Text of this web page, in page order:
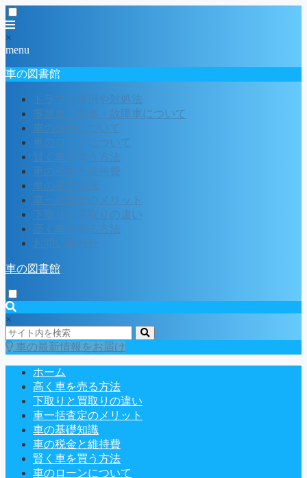
×
menu
車の図書館
トラブル事例や対処法
事故車・廃車・故障車について
車の保険について
車のローンについて
賢く車を買う方法
車の税金と維持費
車の基礎知識
車一括査定のメリット
下取りと買取りの違い
高く車を売る方法
お問い合わせ
車の図書館
×
車の最新情報をお届け
ホーム
高く車を売る方法
下取りと買取りの違い
車一括査定のメリット
車の基礎知識
車の税金と維持費
賢く車を買う方法
車のローンについて